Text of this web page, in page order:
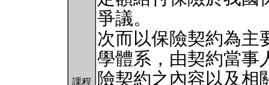
課程
爭議。
次而以保險契約為主
學體系，由契約當事
險契約之內容以及相